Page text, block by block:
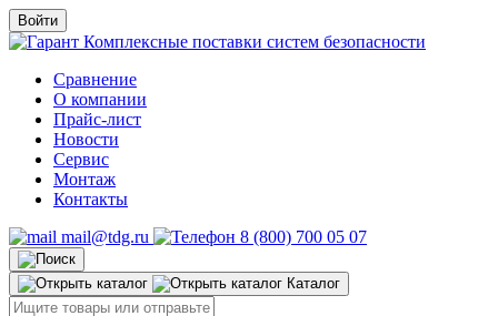
Войти
Комплексные поставки систем безопасности
Сравнение
О компании
Прайс-лист
Новости
Сервис
Монтаж
Контакты
mail@tdg.ru
8 (800) 700 05 07
Каталог